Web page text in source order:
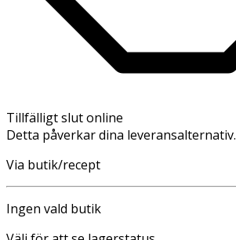
Tillfälligt slut online
Detta påverkar dina leveransalternativ.
Via butik/recept
Ingen vald butik